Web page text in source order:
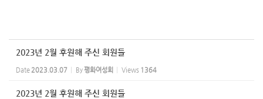
2023년 2월 후원해 주신 회원들
Date 2023.03.07 By평화여성회 Views 1364
2023년 2월 후원해 주신 회원들